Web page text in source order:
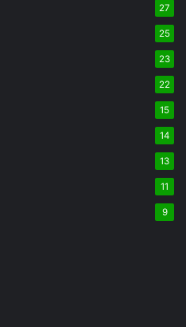
27
25
23
22
15
14
13
11
9